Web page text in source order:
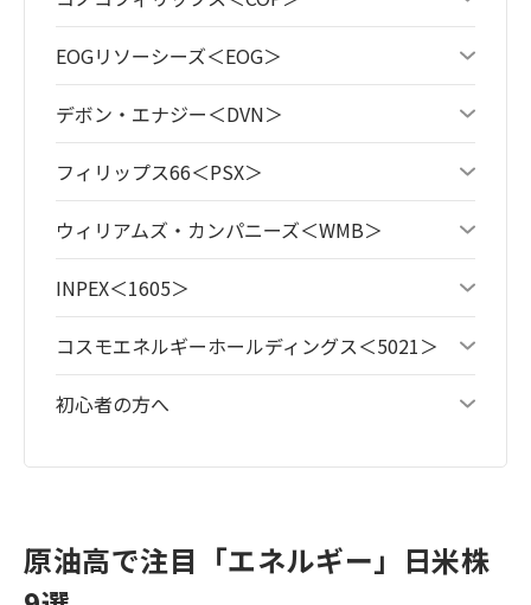
EOGリソーシーズ＜EOG＞
デボン・エナジー＜DVN＞
フィリップス66＜PSX＞
ウィリアムズ・カンパニーズ＜WMB＞
INPEX＜1605＞
コスモエネルギーホールディングス＜5021＞
初心者の方へ
原油高で注目「エネルギー」日米株